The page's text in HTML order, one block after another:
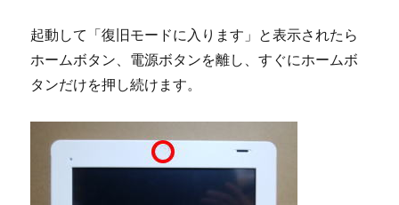
起動して「復旧モードに入ります」と表示されたら
ホームボタン、電源ボタンを離し、すぐにホームボ
タンだけを押し続けます。